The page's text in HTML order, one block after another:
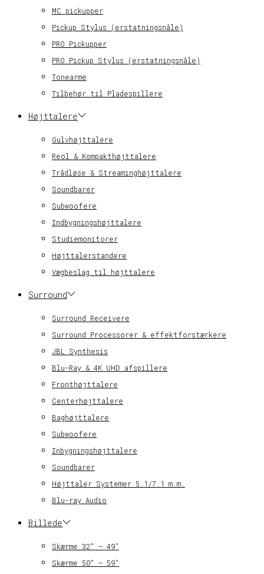
MC pickupper
Pickup Stylus (erstatningsnåle)
PRO Pickupper
PRO Pickup Stylus (erstatningsnåle)
Tonearme
Tilbehør til Pladespillere
Højttalere
Gulvhøjttalere
Reol & Kompakthøjttalere
Trådløse & Streaminghøjttalere
Soundbarer
Subwoofere
Indbygningshøjttalere
Studiemonitorer
Højttalerstandere
Vægbeslag til højttalere
Surround
Surround Receivere
Surround Processorer & effektforstærkere
JBL Synthesis
Blu-Ray & 4K UHD afspillere
Fronthøjttalere
Centerhøjttalere
Baghøjttalere
Subwoofere
Inbygningshøjttalere
Soundbarer
Højttaler Systemer 5.1/7.1 m.m.
Blu-ray Audio
Billede
Skærme 32″ – 49″
Skærme 50″ – 59″